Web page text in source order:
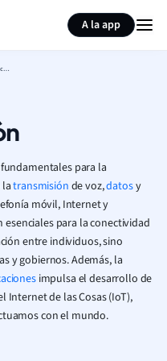
A la app
servicios de telecomunicación
para la
latransmisión de voz,datosy
móvil, Internet y
para la conectividad
entre individuos, sino
y gobiernos. Además, la
impulsa el desarrollo de
Internet de las Cosas (IoT),
con el mundo.
Resumir página